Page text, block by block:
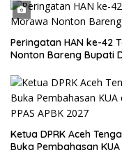
Peringatan HAN ke-42
Nonton Bareng Bupati
Ketua DPRK Aceh
Buka Pembahasan